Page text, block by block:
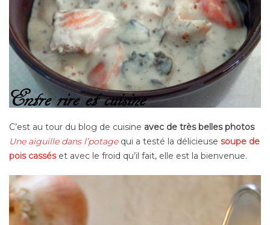
C’est au tour du blog de cuisine avec de très belles photos
Une aiguille dans l’potagequi a testé la délicieuse soupe de
pois casséset avec le froid qu’il fait, elle est la bienvenue.